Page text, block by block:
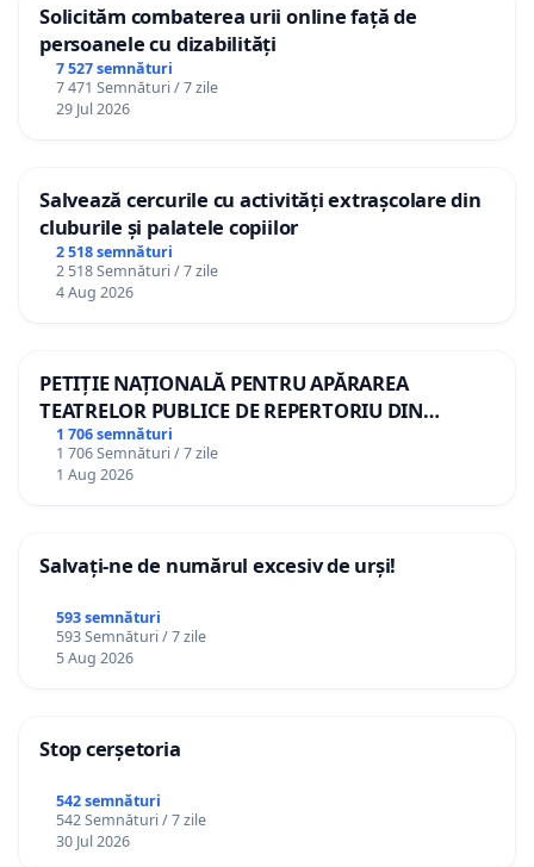
Solicităm combaterea urii online față de
persoanele cu dizabilități
7 527 semnături
7 471 Semnături / 7 zile
29 Jul 2026
Salvează cercurile cu activități extrașcolare din
cluburile și palatele copiilor
2 518 semnături
2 518 Semnături / 7 zile
4 Aug 2026
PETIȚIE NAȚIONALĂ PENTRU APĂRAREA
TEATRELOR PUBLICE DE REPERTORIU DIN
ROMÂNIA
1 706 semnături
1 706 Semnături / 7 zile
1 Aug 2026
Salvați-ne de numărul excesiv de urși!
593 semnături
593 Semnături / 7 zile
5 Aug 2026
Stop cerșetoria
542 semnături
542 Semnături / 7 zile
30 Jul 2026